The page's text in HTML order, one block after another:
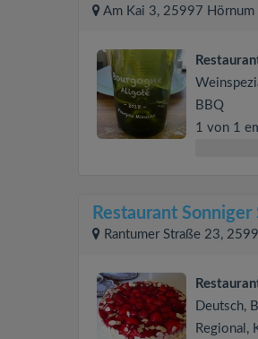
Am Kai 3, 25997 Hörnum
BBQ
1 von 1
Restaurant Sonniger
Rantumer Straße 23,
Deutsch,
Regional,